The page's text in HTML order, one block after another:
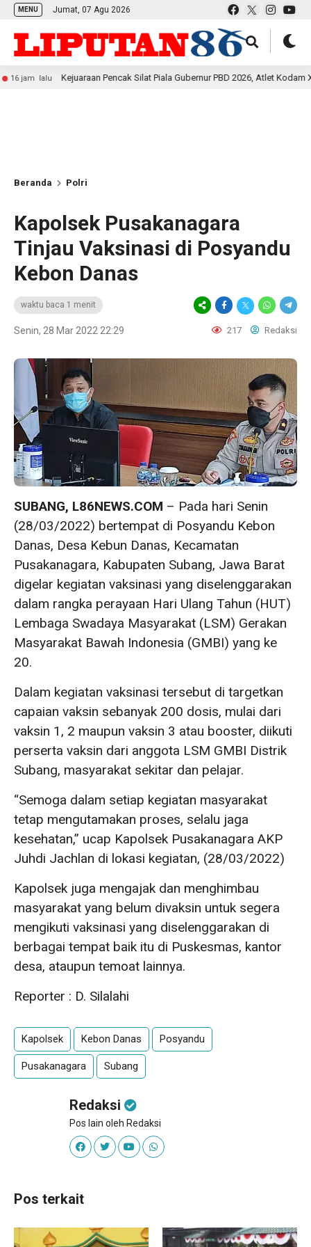
MENU Jumat, 07 Agu 2026
Kejuaraan Pencak Silat Piala Gubernur PBD 2026, Atlet Kodam XVIII
Beranda Polri
Kapolsek Pusakanagara
Tinjau Vaksinasi di Posyandu
Kebon Danas
waktu baca 1 menit
Senin, 28 Mar 2022 22:29 217 Redaksi
SUBANG, L86NEWS.COM – Pada hari Senin
(28/03/2022) bertempat di Posyandu Kebon
Danas, Desa Kebun Danas, Kecamatan
Pusakanagara, Kabupaten Subang, Jawa Barat
digelar kegiatan vaksinasi yang diselenggarakan
dalam rangka perayaan Hari Ulang Tahun (HUT)
Lembaga Swadaya Masyarakat (LSM) Gerakan
Masyarakat Bawah Indonesia (GMBI) yang ke
20.
Dalam kegiatan vaksinasi tersebut di targetkan
capaian vaksin sebanyak 200 dosis, mulai dari
vaksin 1, 2 maupun vaksin 3 atau booster, diikuti
perserta vaksin dari anggota LSM GMBI Distrik
Subang, masyarakat sekitar dan pelajar.
“Semoga dalam setiap kegiatan masyarakat
tetap mengutamakan proses, selalu jaga
kesehatan,” ucap Kapolsek Pusakanagara AKP
Juhdi Jachlan di lokasi kegiatan, (28/03/2022)
Kapolsek juga mengajak dan menghimbau
masyarakat yang belum divaksin untuk segera
mengikuti vaksinasi yang diselenggarakan di
berbagai tempat baik itu di Puskesmas, kantor
desa, ataupun temoat lainnya.
Reporter : D. Silalahi
Kapolsek Kebon Danas Posyandu
Pusakanagara Subang
Redaksi
Pos lain oleh Redaksi
Pos terkait